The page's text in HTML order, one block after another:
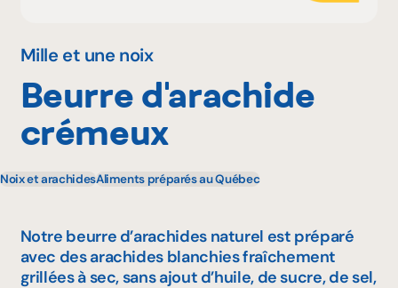
Mille et une noix
Beurre d'arachide
crémeux
Noix et arachidesAliments préparés au Québec
Notre beurre d’arachides naturel est préparé
avec des arachides blanchies fraîchement
grillées à sec, sans ajout d’huile, de sucre, de sel,